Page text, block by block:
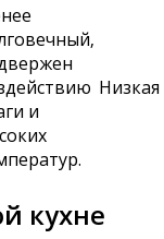
и
Низкая
кухне